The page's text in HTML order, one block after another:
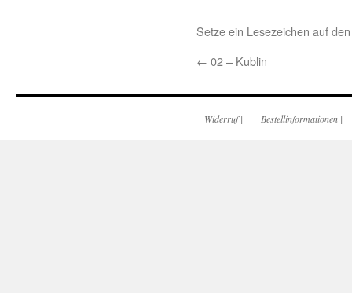
Setze ein Lesezeichen auf
← 02 – Kublin
Widerruf| Bestellinformationen |